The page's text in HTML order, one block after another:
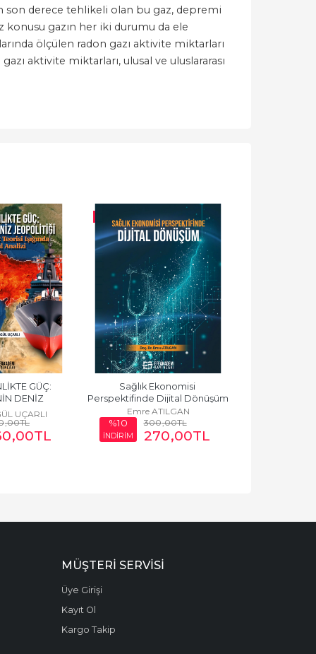
son derece tehlikeli olan bu gaz, depremi
gazın her iki durumu da ele
ölçülen radon gazı aktivite miktarları
aktivite miktarları, ulusal ve uluslararası
GÜÇ:
DENİZ
Hakimiyet...
UÇARLI
,00TL
,00TL
Sağlık Ekonomisi
Perspektifinde Dijital Dönüşüm
Emre ATILGAN
%10
İNDİRİM
300,00TL
270,00TL
MÜŞTERI SERVISI
Üye Girişi
Kayıt Ol
Kargo Takip